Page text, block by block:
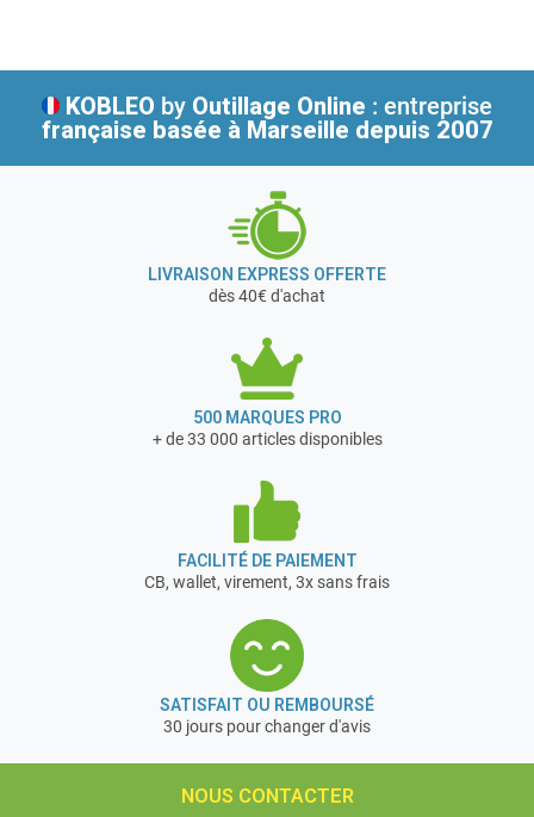
KOBLEO by Outillage Online : entreprise
française basée à Marseille depuis 2007
LIVRAISON EXPRESS OFFERTE
dès 40€ d'achat
500 MARQUES PRO
+ de 33 000 articles disponibles
FACILITÉ DE PAIEMENT
CB, wallet, virement, 3x sans frais
SATISFAIT OU REMBOURSÉ
30 jours pour changer d'avis
NOUS CONTACTER